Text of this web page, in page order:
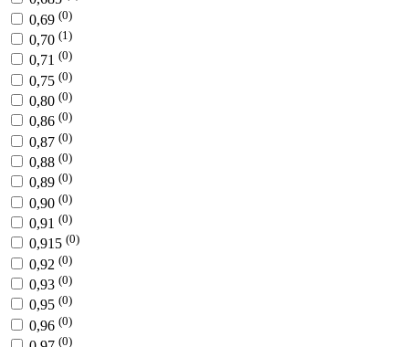
0,69 (0)
0,70 (1)
0,71 (0)
0,75 (0)
0,80 (0)
0,86 (0)
0,87 (0)
0,88 (0)
0,89 (0)
0,90 (0)
0,91 (0)
0,915 (0)
0,92 (0)
0,93 (0)
0,95 (0)
0,96 (0)
(0)